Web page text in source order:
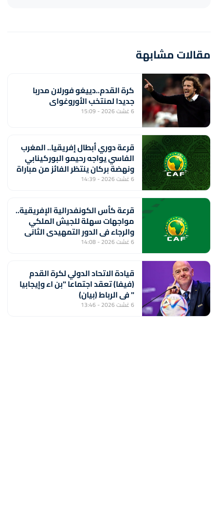
مقالات مشابهة
كرة القدم..دييغو فورلان مدربا
جديدا لمنتخب الأوروغواي
6 غشت 2026 - 15:09
قرعة دوري أبطال إفريقيا.. المغرب
الفاسي يواجه رحيمو البوركينابي
ونهضة بركان ينتظر الفائز من مباراة
ستار سبور السيراليوني وميدينا
6 غشت 2026 - 14:39
قرعة كأس الكونفدرالية الإفريقية..
مواجهات سهلة للجيش الملكي
والرجاء في الدور التمهيدي الثاني
6 غشت 2026 - 14:08
قيادة الاتحاد الدولي لكرة القدم
(فيفا) تعقد اجتماعا "بن اء وإيجابيا
" في الرباط (بيان)
6 غشت 2026 - 13:46